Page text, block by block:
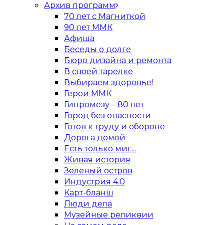
Архив программ
70 лет с Магниткой
90 лет ММК
Афиша
Беседы о долге
Бюро дизайна и ремонта
В своей тарелке
Выбираем здоровье!
Герои ММК
Гипромезу – 80 лет
Город без опасности
Готов к труду и обороне
Дорога домой
Есть только миг...
Живая история
Зеленый остров
Индустрия 4.0
Карт-бланш
Люди дела
Музейные реликвии